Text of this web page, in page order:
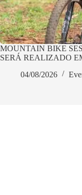
MOUNTAIN BIKE
SERÁ REALIZADO
04/08/2026